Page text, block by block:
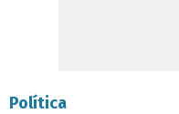
Política